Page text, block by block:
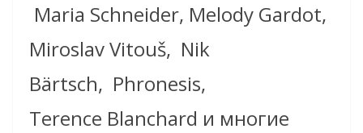
Maria Schneider, Melody Gardot,
Miroslav Vitouš​, ​ Nik
Bärtsch, Phronesis,
Terence Blanchard и многие